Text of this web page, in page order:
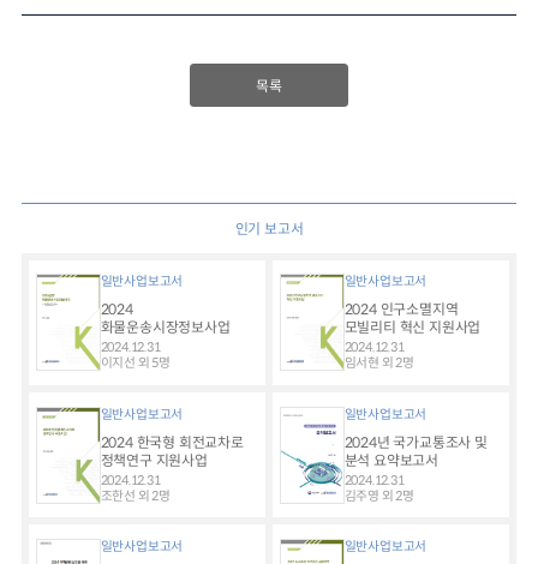
목록
인기 보고서
일반사업보고서
2024
화물운송시장정보사업
2024.12.31
이지선 외 5명
일반사업보고서
2024 인구소멸지역
모빌리티 혁신 지원사업
2024.12.31
임서현 외 2명
일반사업보고서
2024 한국형 회전교차로
정책연구 지원사업
2024.12.31
조한선 외 2명
일반사업보고서
2024년 국가교통조사 및
분석 요약보고서
2024.12.31
김주영 외 2명
일반사업보고서 일반사업보고서